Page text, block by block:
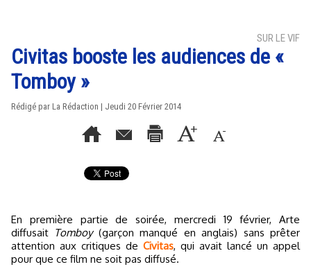
SUR LE VIF
Civitas booste les audiences de «
Tomboy »
Rédigé par La Rédaction | Jeudi 20 Février 2014
En première partie de soirée, mercredi 19 février, Arte
diffusait Tomboy(garçon manqué en anglais) sans prêter
attention aux critiques de Civitas, qui avait lancé un appel
pour que ce film ne soit pas diffusé.